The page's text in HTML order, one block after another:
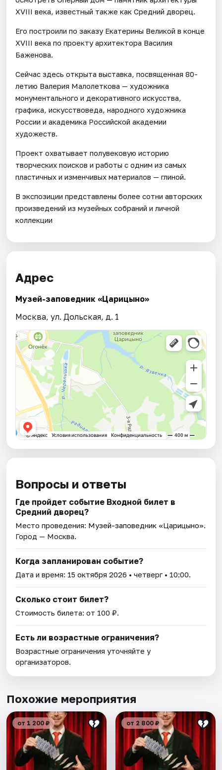
XVIII века, известный также как Средний дворец.
Его построили по заказу Екатерины Великой в конце
XVIII века по проекту архитектора Василия
Баженова.
Сейчас здесь открыта выставка, посвященная 80-
летию Валерия Малолеткова — художника
монументального и декоративного искусства,
графика, искусствоведа, народного художника
России и академика Российской академии
художеств.
Проект охватывает полувековую историю
творческих поисков и работы с одним из самых
пластичных и изменчивых материалов — глиной.
В экспозиции представлены более сотни авторских
произведений из музейных собраний и личной
коллекции
Адрес
Музей-заповедник «Царицыно»
Москва, ул. Дольская, д. 1
Вопросы и ответы
Где пройдет событие Входной билет в
Средний дворец?
Место проведения: Музей-заповедник «Царицыно».
Город — Москва.
Когда запланирован событие?
Дата и время: 15 октября 2026 • четверг • 10:00.
Сколько стоит билет?
Стоимость билета: от 100 ₽.
Есть ли возрастные ограничения?
Возрастные ограничения уточняйте у
организаторов.
Похожие мероприятия
от 1 200 ₽ от 2 800 ₽